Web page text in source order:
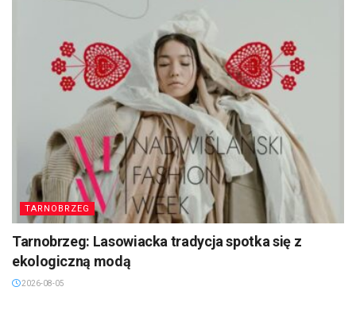
TARNOBRZEG
Tarnobrzeg: Lasowiacka tradycja spotka się z
ekologiczną modą
2026-08-05